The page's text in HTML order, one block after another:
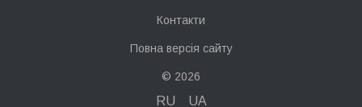
Контакти
Повна версія сайту
© 2026
RU UA